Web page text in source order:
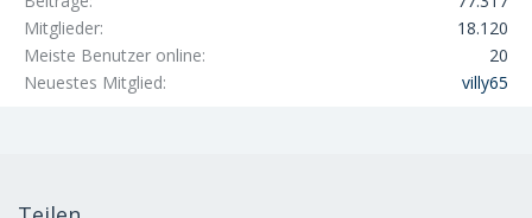
Mitglieder
18.120
Meiste Benutzer online
20
Neuestes Mitglied
villy65